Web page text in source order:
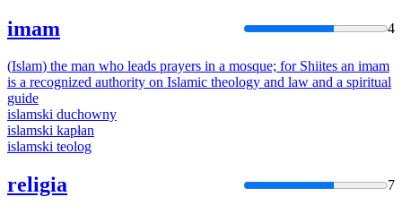
imam 4
(Islam) the man who leads prayers in a mosque; for Shiites an imam
is a recognized authority on Islamic theology and law and a spiritual
guide
islamski duchowny
islamski kapłan
islamski teolog
religia 7